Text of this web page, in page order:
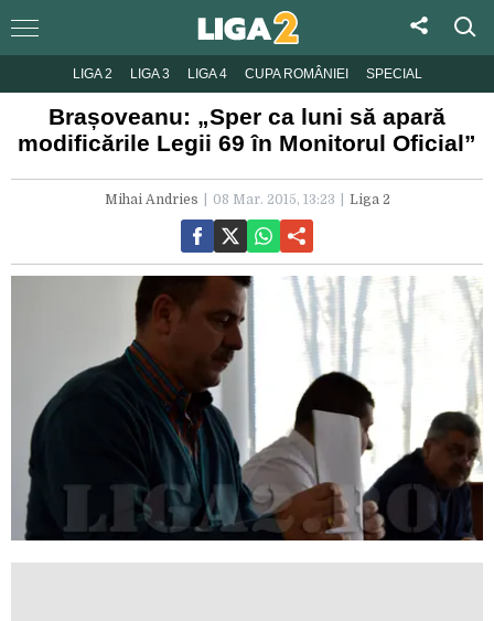
LIGA 2 LIGA 3 LIGA 4 CUPA ROMÂNIEI SPECIAL
Brașoveanu: „Sper ca luni să apară
modificările Legii 69 în Monitorul Oficial”
Mihai Andries 08 Mar. 2015, 13:23 Liga 2